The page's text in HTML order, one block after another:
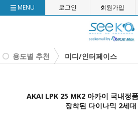
MENU 로그인 회원가입
용도별 추천 미디/인터페이스
AKAI LPK 25 MK2 아카이 국내정
장착된 다이나믹 2세